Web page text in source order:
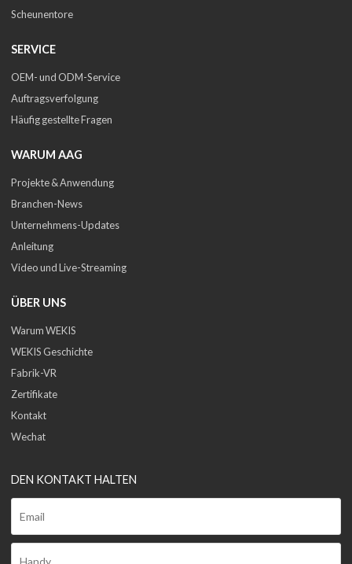
Scheunentore
SERVICE
OEM- und ODM-Service
Auftragsverfolgung
Häufig gestellte Fragen
WARUM AAG
Projekte & Anwendung
Branchen-News
Unternehmens-Updates
Anleitung
Video und Live-Streaming
ÜBER UNS
Warum WEKIS
WEKIS Geschichte
Fabrik-VR
Zertifikate
Kontakt
Wechat
DEN KONTAKT HALTEN